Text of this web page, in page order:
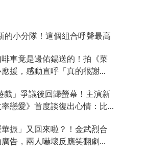
的小分隊！這個組合呼聲最高
車竟是邊佑錫送的！拍《菜
援，感動直呼「真的很謝
戲」爭議後回歸螢幕！主演新
戀愛》首度談復出心情：比
華振」又回來啦？！金武烈合
告，兩人嚇壞反應笑翻劇